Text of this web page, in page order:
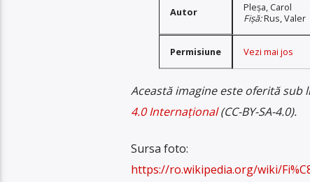
Autor
Pleșa, Carol
Fișă:Rus, Valer
Permisiune Vezi mai jos
Această imagine este oferită sub
4.0 Internațional(CC-BY-SA-4.0).
Sursa foto:
https://ro.wikipedia.org/wiki/